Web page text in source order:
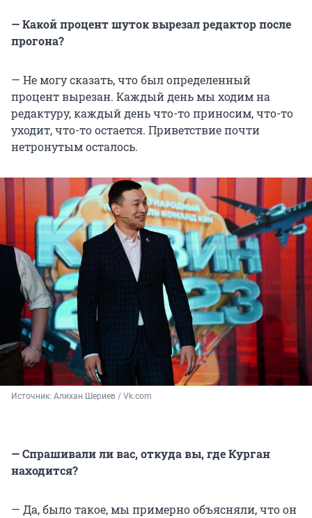
— Какой процент шуток вырезал редактор после
прогона?
— Не могу сказать, что был определенный
процент вырезан. Каждый день мы ходим на
редактуру, каждый день что-то приносим, что-то
уходит, что-то остается. Приветствие почти
нетронутым осталось.
Источник: Алихан Шериев / Vk.com
— Спрашивали ли вас, откуда вы, где Курган
находится?
— Да, было такое, мы примерно объясняли, что он